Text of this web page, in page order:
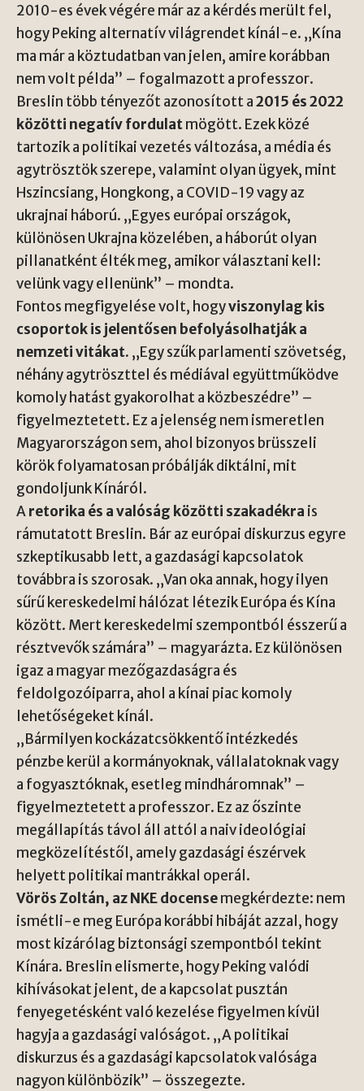
2010-es évek végére már az a kérdés merült fel,
hogy Peking alternatív világrendet kínál-e. „Kína
ma már a köztudatban van jelen, amire korábban
nem volt példa” – fogalmazott a professzor.
Breslin több tényezőt azonosított a2015 és 2022
közötti negatív fordulatmögött. Ezek közé
tartozik a politikai vezetés változása, a média és
agytrösztök szerepe, valamint olyan ügyek, mint
Hszincsiang, Hongkong, a COVID-19 vagy az
ukrajnai háború. „Egyes európai országok,
különösen Ukrajna közelében, a háborút olyan
pillanatként élték meg, amikor választani kell:
velünk vagy ellenünk” – mondta.
Fontos megfigyelése volt, hogyviszonylag kis
csoportok is jelentősen befolyásolhatják a
nemzeti vitákat. „Egy szűk parlamenti szövetség,
néhány agytröszttel és médiával együttműködve
komoly hatást gyakorolhat a közbeszédre” –
figyelmeztetett. Ez a jelenség nem ismeretlen
Magyarországon sem, ahol bizonyos brüsszeli
körök folyamatosan próbálják diktálni, mit
gondoljunk Kínáról.
Aretorika és a valóság közötti szakadékra is
rámutatott Breslin. Bár az európai diskurzus egyre
szkeptikusabb lett, a gazdasági kapcsolatok
továbbra is szorosak. „Van oka annak, hogy ilyen
sűrű kereskedelmi hálózat létezik Európa és Kína
között. Mert kereskedelmi szempontból ésszerű a
résztvevők számára” – magyarázta. Ez különösen
igaz a magyar mezőgazdaságra és
feldolgozóiparra, ahol a kínai piac komoly
lehetőségeket kínál.
„Bármilyen kockázatcsökkentő intézkedés
pénzbe kerül a kormányoknak, vállalatoknak vagy
a fogyasztóknak, esetleg mindháromnak” –
figyelmeztetett a professzor. Ez az őszinte
megállapítás távol áll attól a naiv ideológiai
megközelítéstől, amely gazdasági észérvek
helyett politikai mantrákkal operál.
Vörös Zoltán, az NKE docensemegkérdezte: nem
ismétli-e meg Európa korábbi hibáját azzal, hogy
most kizárólag biztonsági szempontból tekint
Kínára. Breslin elismerte, hogy Peking valódi
kihívásokat jelent, de a kapcsolat pusztán
fenyegetésként való kezelése figyelmen kívül
hagyja a gazdasági valóságot. „A politikai
diskurzus és a gazdasági kapcsolatok valósága
nagyon különbözik” – összegezte.